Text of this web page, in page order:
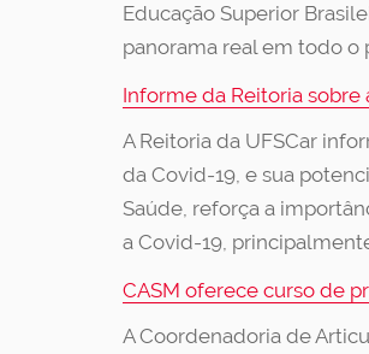
Educação Superior
panorama real em todo o
Informe da Reitoria sobre
A Reitoria da UFSCar
da Covid-19, e sua
Saúde, reforça a
a Covid-19,
CASM oferece curso de
A Coordenadoria de